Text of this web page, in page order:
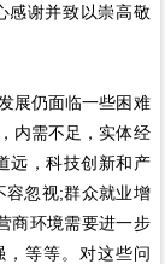
感谢并致以崇高敬
展仍面临一些困难
内需不足，实体经
远，科技创新和产
容忽视;群众就业增
商环境需要进一步
等等。对这些问